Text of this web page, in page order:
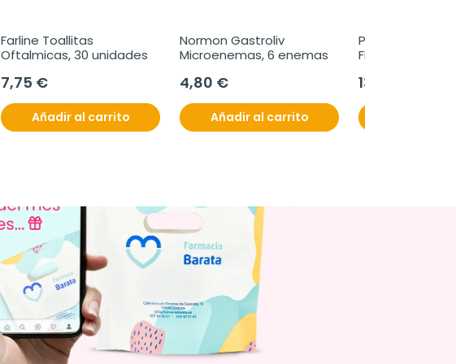
Farline Toallitas
Oftalmicas, 30 unidades
7,75 €
Añadir al carrito
Normon Gastroliv
Microenemas, 6 enemas
4,80 €
Añadir al carrito
Plantis
Fibra Soluble,
13,52 €